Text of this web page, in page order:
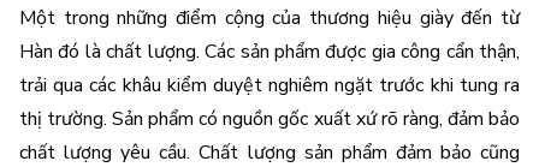
Một trong những điểm cộng của thương hiệu giày đến từ
Hàn đó là chất lượng. Các sản phẩm được gia công cẩn thận,
trải qua các khâu kiểm duyệt nghiêm ngặt trước khi tung ra
thị trường. Sản phẩm có nguồn gốc xuất xứ rõ ràng, đảm bảo
chất lượng yêu cầu. Chất lượng sản phẩm đảm bảo cũng